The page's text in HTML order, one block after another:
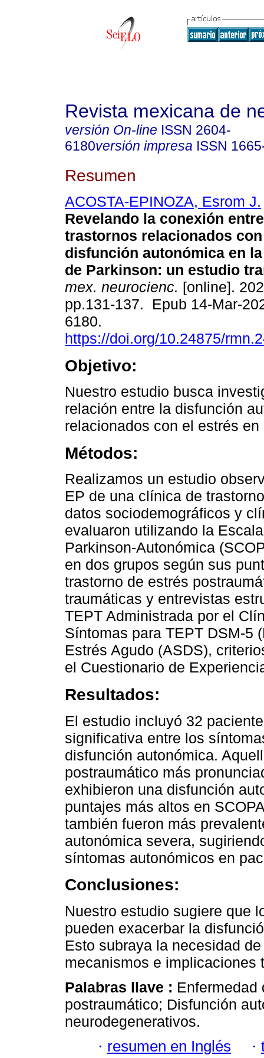
Revista mexicana de
versión On-line ISSN 2604-
6180versión impresa ISSN
Resumen
ACOSTA-EPINOZA, Esrom J.
Revelando la conexión
trastornos relacionados
disfunción autonómica en
de Parkinson: un estudio
mex. neurocienc. [online].
pp.131-137. Epub 14-Mar-
6180.
https://doi.org/10.24875/
Objetivo:
Nuestro estudio busca
relación entre la disfunción
relacionados con el estrés en
Métodos:
Realizamos un estudio
EP de una clínica de
datos sociodemográficos y
evaluaron utilizando la
Parkinson-Autonómica
en dos grupos según sus
trastorno de estrés
traumáticas y entrevistas
TEPT Administrada por el
Síntomas para TEPT DSM-5
Estrés Agudo (ASDS),
el Cuestionario de
Resultados:
El estudio incluyó 32
significativa entre los
disfunción autonómica.
postraumático más
exhibieron una disfunción
puntajes más altos en
también fueron más
autonómica severa,
síntomas autonómicos en
Conclusiones:
Nuestro estudio sugiere que
pueden exacerbar la
Esto subraya la necesidad
mecanismos e implicaciones
Palabras llave : Enfermedad
postraumático; Disfunción
neurodegenerativos.
· resumen en Inglés ·